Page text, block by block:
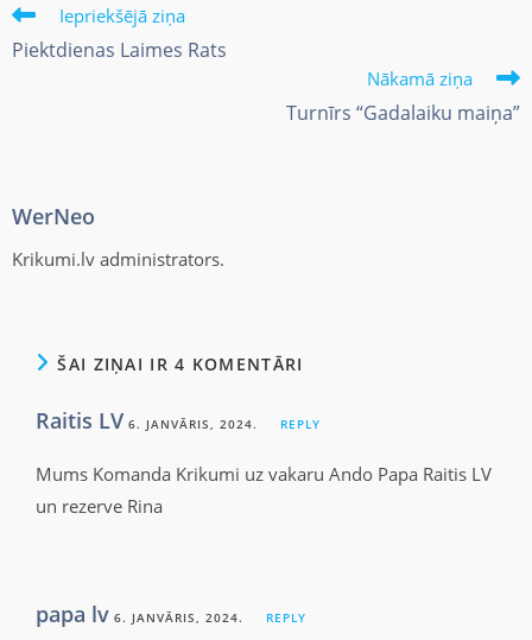
Iepriekšējā ziņa
Piektdienas Laimes Rats
Nākamā ziņa
Turnīrs “Gadalaiku maiņa”
WerNeo
Krikumi.lv administrators.
ŠAI ZIŅAI IR 4 KOMENTĀRI
Raitis LV 6. JANVĀRIS, 2024. REPLY
Mums Komanda Krikumi uz vakaru Ando Papa Raitis LV
un rezerve Rina
papa lv 6. JANVĀRIS, 2024. REPLY